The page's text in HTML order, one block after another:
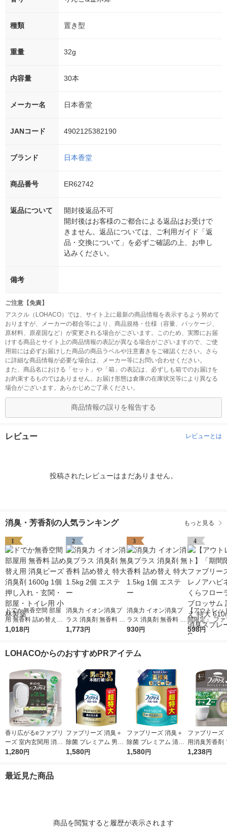
種類 置き型
重量 32g
内容量 30本
メーカー名 日本香堂
JANコード 4902125382190
ブランド 日本香堂
商品番号 ER62742
返品について
開封後返品不可
開封後はお客様のご都合による返品はお受けで
きません。返品については、ご利用ガイド「返
品・交換について」を必ずご確認の上、お申し
込みください。
備考
ご注意【免責】
アスクル（LOHACO）では、サイト上に最新の商品情報を表示するよう努めて
おりますが、メーカーの都合等により、商品規格・仕様（容量、パッケージ、
原材料、原産国など）が変更される場合がございます。このため、実際にお届
けする商品とサイト上の商品情報の表記が異なる場合がございますので、ご使
用前には必ずお届けした商品の商品ラベルや注意書きをご確認ください。さら
に詳細な商品情報が必要な場合は、メーカー等にお問い合わせください。
また、商品名における「セット」や「箱」の表記は、必ずしも箱でのお届けを
お約束するものではありません。お届け形態は倉庫の在庫状況等により異なる
場合がございます。あらかじめご了承ください。
商品情報の誤りを報告する
レビュー レビューとは
投稿されたレビューはまだありません。
消臭・芳香剤の人気ランキング もっと見る
1
ドでか無香空間 部屋
用 無香料 詰め替え用
消臭ビーズ 消臭剤 16
小林製薬
1,018円
2
消臭力 イオン消臭プ
ラス 消臭剤 無香料 詰
め替え 特大 1.5kg 2個
1,773円
3
消臭力 イオン消臭プ
ラス 消臭剤 無香料 詰
め替え 特大 1.5kg 1個
930円
4
【アウトレッ
間限定」 フ
ズ 布用 レノ
598円
LOHACOからのおすすめPRアイテム
香り広がるeファブリ
ーズ 室内玄関用 消臭
芳香剤 すずらん＆グ
P＆G
1,280円
ファブリーズ 消臭＋
除菌 プレミアム 男の
5大臭クールアクア 詰
1,580円
ファブリーズ 消臭＋
除菌 プレミアム 清潔
なランドリーの香り
1,580円
ファブリーズ
用消臭芳香剤
スト＆シダー
1,238円
最近見た商品
商品を閲覧すると履歴が表示されます